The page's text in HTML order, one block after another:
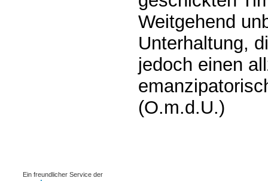
Weitgehend
Unterhaltung,
jedoch einen
(O.m.d.U.)
Ein freundlicher Service der